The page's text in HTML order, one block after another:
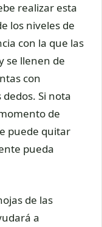
realizar esta
los niveles de
con la que las
se llenen de
con
Si nota
de
puede quitar
pueda
de las
a